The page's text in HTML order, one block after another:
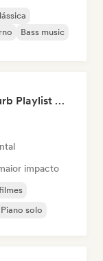
Bass music
The Ultimate Do Not Disturb Playlist 🔕 Neo-Classical & Ambient Piano
impacto
Piano solo